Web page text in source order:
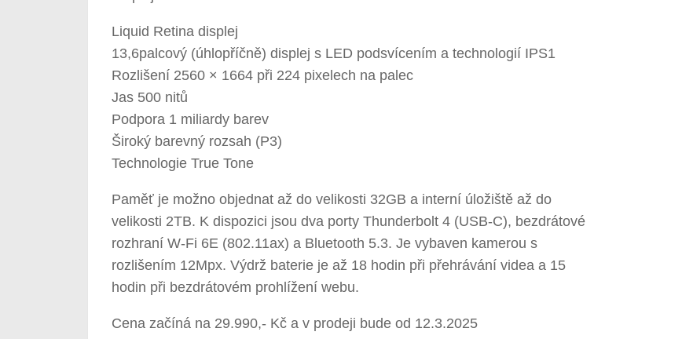
Liquid Retina displej
13,6palcový (úhlopříčně) displej s LED podsvícením a technologií IPS1
Rozlišení 2560 × 1664 při 224 pixelech na palec
Jas 500 nitů
Podpora 1 miliardy barev
Široký barevný rozsah (P3)
Technologie True Tone
Paměť je možno objednat až do velikosti 32GB a interní úložiště až do
velikosti 2TB. K dispozici jsou dva porty Thunderbolt 4 (USB-C), bezdrátové
rozhraní W‑Fi 6E (802.11ax) a Bluetooth 5.3. Je vybaven kamerou s
rozlišením 12Mpx. Výdrž baterie je až 18 hodin při přehrávání videa a 15
hodin při bezdrátovém prohlížení webu.
Cena začíná na 29.990,- Kč a v prodeji bude od 12.3.2025